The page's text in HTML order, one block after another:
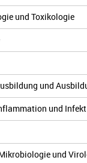
und Toxikologie
und
und
und